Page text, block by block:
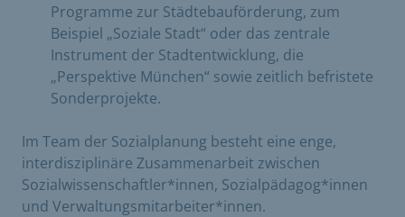
Programme zur Städtebauförderung, zum
Beispiel „Soziale Stadt“ oder das zentrale
Instrument der Stadtentwicklung, die
„Perspektive München“ sowie zeitlich befristete
Sonderprojekte.
Im Team der Sozialplanung besteht eine enge,
interdisziplinäre Zusammenarbeit zwischen
Sozialwissenschaftler*innen, Sozialpädagog*innen
und Verwaltungsmitarbeiter*innen.